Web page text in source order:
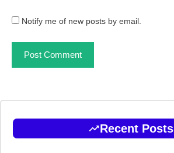
Notify me of new posts by email.
Recent Posts